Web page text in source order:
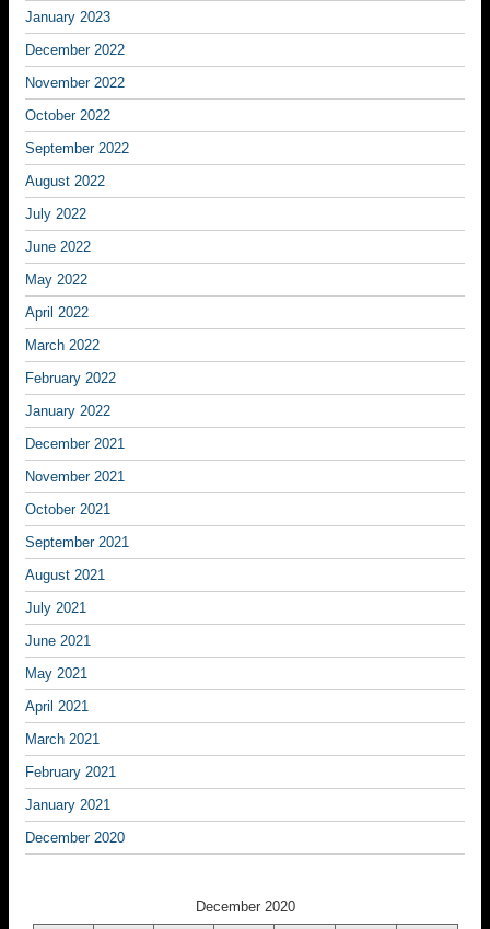
January 2023
December 2022
November 2022
October 2022
September 2022
August 2022
July 2022
June 2022
May 2022
April 2022
March 2022
February 2022
January 2022
December 2021
November 2021
October 2021
September 2021
August 2021
July 2021
June 2021
May 2021
April 2021
March 2021
February 2021
January 2021
December 2020
December 2020